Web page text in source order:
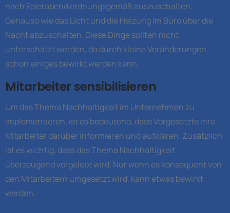
nach Feierabend ordnungsgemäß auszuschalten.
Genauso wie das Licht und die Heizung im Büro über die
Nacht abzuschalten. Diese Dinge sollten nicht
unterschätzt werden, da durch kleine Veränderungen
schon einiges bewirkt werden kann.
Mitarbeiter sensibilisieren
Um das Thema Nachhaltigkeit im Unternehmen zu
implementieren, ist es bedeutend, dass Vorgesetzte ihre
Mitarbeiter darüber informieren und aufklären. Zusätzlich
ist es wichtig, dass das Thema Nachhaltigkeit
überzeugend vorgelebt wird. Nur wenn es konsequent von
den Mitarbeitern umgesetzt wird, kann etwas bewirkt
werden.